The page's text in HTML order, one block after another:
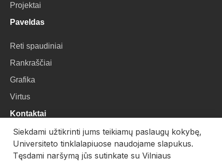
Projektai
Paveldas
Reti spaudiniai
Rankraščiai
Grafika
Virtus
Kontaktai
VU Biblioteka
Universiteto g. 3, LT-01122, Vilnius
Siekdami užtikrinti jums teikiamų paslaugų kokybę,
Universiteto tinklalapiuose naudojame slapukus.
Tęsdami naršymą jūs sutinkate su Vilniaus